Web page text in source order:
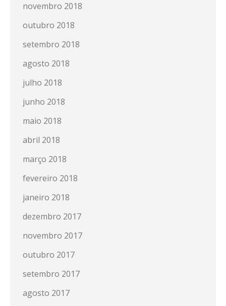
novembro 2018
outubro 2018
setembro 2018
agosto 2018
julho 2018
junho 2018
maio 2018
abril 2018
março 2018
fevereiro 2018
janeiro 2018
dezembro 2017
novembro 2017
outubro 2017
setembro 2017
agosto 2017